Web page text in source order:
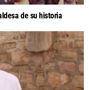
de su historia